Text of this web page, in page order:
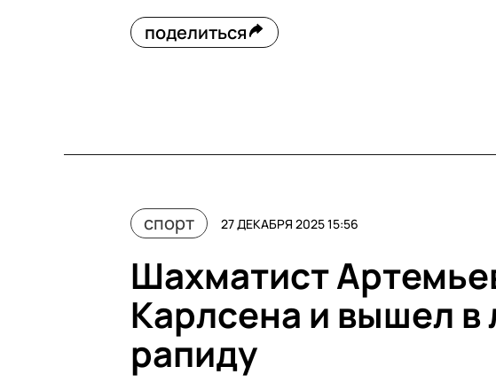
поделиться
спорт 27 ДЕКАБРЯ 2025 15:56
Шахматист
Карлсена и вышел
рапиду